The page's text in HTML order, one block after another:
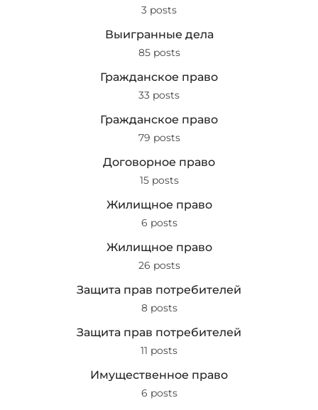
3 posts
Выигранные дела
85 posts
Гражданское право
33 posts
Гражданское право
79 posts
Договорное право
15 posts
Жилищное право
6 posts
Жилищное право
26 posts
Защита прав потребителей
8 posts
Защита прав потребителей
11 posts
Имущественное право
6 posts